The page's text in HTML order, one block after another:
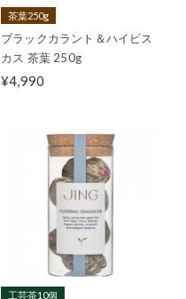
茶葉250g
ブラックカラント＆ハイビス
カス 茶葉 250g
¥4,990
工芸茶10個